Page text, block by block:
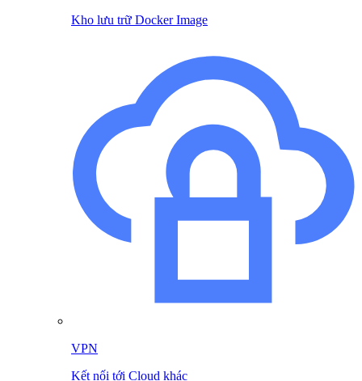
Kho lưu trữ Docker Image
VPN
Kết nối tới Cloud khác